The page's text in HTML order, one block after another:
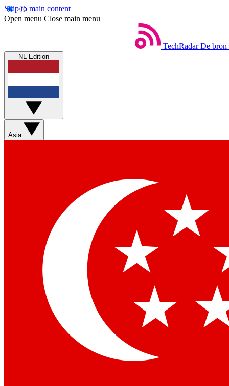
Skip to main content
Open menu Close main menu
TechRadar De bron
NL Edition
Asia